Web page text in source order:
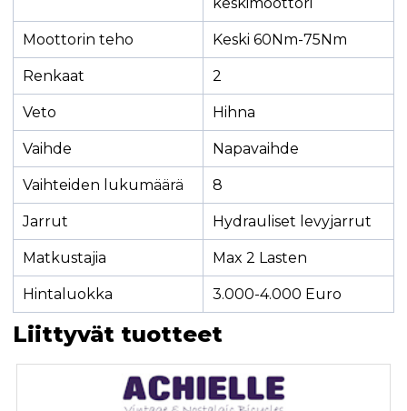
Moottorin teho Keski 60Nm-75Nm
Renkaat 2
Veto Hihna
Vaihde Napavaihde
Vaihteiden lukumäärä 8
Jarrut Hydrauliset levyjarrut
Matkustajia Max 2 Lasten
Hintaluokka 3.000-4.000 Euro
Liittyvät tuotteet